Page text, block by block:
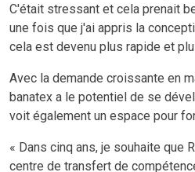
C'était stressant et cela prenait
une fois que j'ai appris la
cela est devenu plus rapide et
Avec la demande croissante en
banatex a le potentiel de se
voit également un espace pour
« Dans cinq ans, je souhaite que
centre de transfert de